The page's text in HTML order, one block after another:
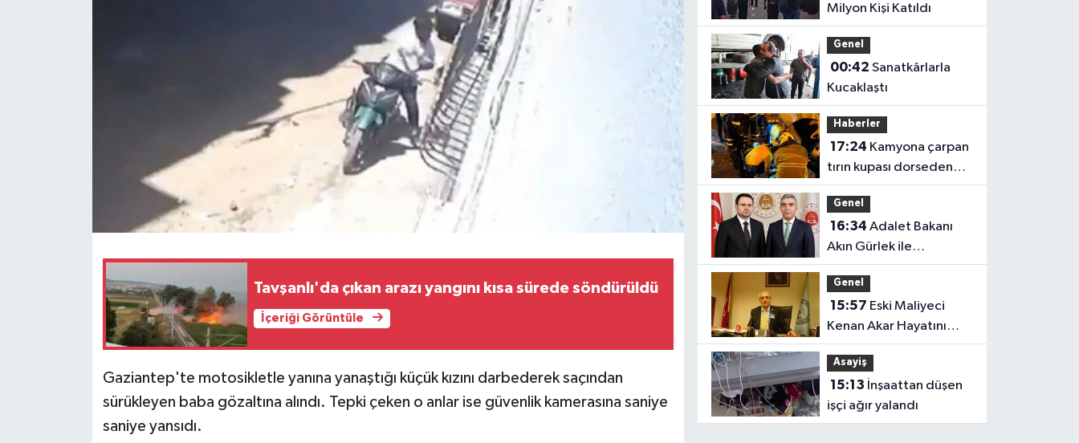
Tavşanlı'da çıkan arazı yangını kısa sürede söndürüldü
İçeriği Görüntüle
Gaziantep'te motosikletle yanına yanaştığı küçük kızını darbederek saçından
sürükleyen baba gözaltına alındı. Tepki çeken o anlar ise güvenlik kamerasına saniye
saniye yansıdı.
Milyon Kişi Katıldı
Genel
00:42
Kucaklaştı
Haberler
17:24
tırın kupası dorseden
ayrıldı: 1 ağır yaralı
Genel
16:34
Akın Gürlek ile
Milletvekili Cantürk
Alagöz Iğdır’a Geliyor
Genel
15:57
Kenan Akar Hayatını
Kaybetti
Asayiş
15:13
işçi ağır yalandı